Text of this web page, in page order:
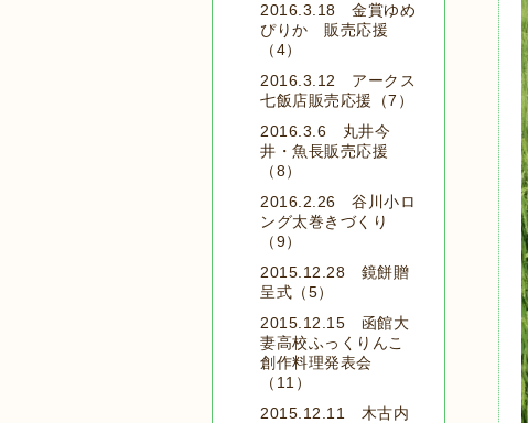
2016.3.18 金賞ゆめ
ぴりか 販売応援
（4）
2016.3.12 アークス
七飯店販売応援（7）
2016.3.6 丸井今
井・魚長販売応援
（8）
2016.2.26 谷川小ロ
ング太巻きづくり
（9）
2015.12.28 鏡餅贈
呈式（5）
2015.12.15 函館大
妻高校ふっくりんこ
創作料理発表会
（11）
2015.12.11 木古内